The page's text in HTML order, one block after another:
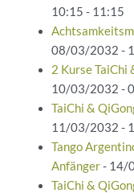
10:15 - 11:15
08/03/2032 -
2 Kurse TaiChi
10/03/2032 -
TaiChi &
11/03/2032 -
Tango
Anfänger- 14/
TaiChi &